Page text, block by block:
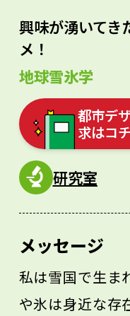
興味が湧いてき
メ！
地球雪氷学
都市デ
求はコ
研究室
メッセージ
私は雪国で生ま
や氷は身近な存